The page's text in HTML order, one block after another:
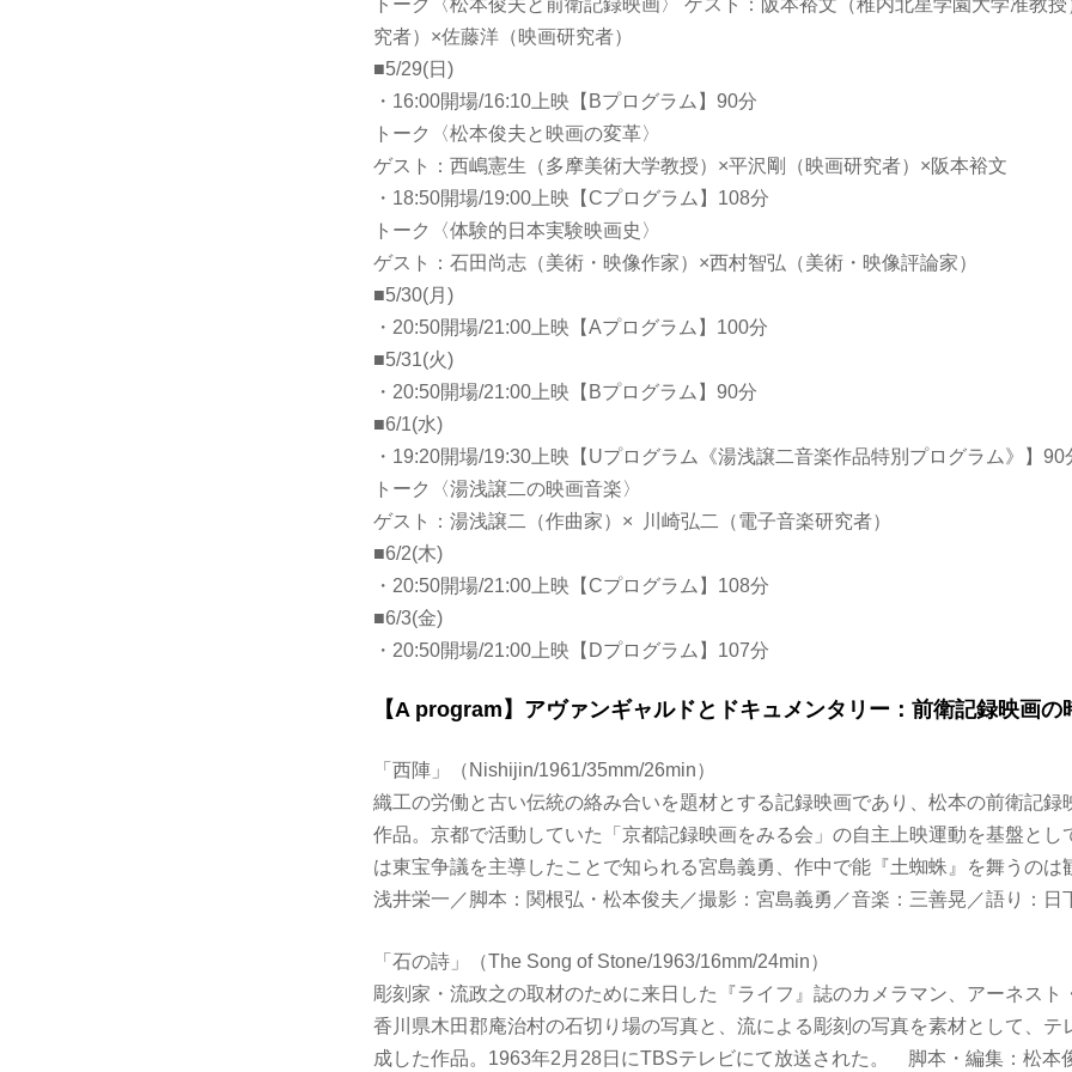
トーク〈松本俊夫と前衛記録映画〉 ゲスト：阪本裕文（稚内北星学園大学准教
究者）×佐藤洋（映画研究者）
■5/29(日)
・16:00開場/16:10上映【Bプログラム】90分
トーク〈松本俊夫と映画の変革〉
ゲスト：西嶋憲生（多摩美術大学教授）×平沢剛（映画研究者）×阪本裕文
・18:50開場/19:00上映【Cプログラム】108分
トーク〈体験的日本実験映画史〉
ゲスト：石田尚志（美術・映像作家）×西村智弘（美術・映像評論家）
■5/30(月)
・20:50開場/21:00上映【Aプログラム】100分
■5/31(火)
・20:50開場/21:00上映【Bプログラム】90分
■6/1(水)
・19:20開場/19:30上映【Uプログラム《湯浅譲二音楽作品特別プログラム》】90
トーク〈湯浅譲二の映画音楽〉
ゲスト：湯浅譲二（作曲家）× 川崎弘二（電子音楽研究者）
■6/2(木)
・20:50開場/21:00上映【Cプログラム】108分
■6/3(金)
・20:50開場/21:00上映【Dプログラム】107分
【A program】アヴァンギャルドとドキュメンタリー：前衛記録映画
「西陣」（Nishijin/1961/35mm/26min）
織工の労働と古い伝統の絡み合いを題材とする記録映画であり、松本の前衛記録
作品。京都で活動していた「京都記録映画をみる会」の自主上映運動を基盤とし
は東宝争議を主導したことで知られる宮島義勇、作中で能『土蜘蛛』を舞うのは
浅井栄一／脚本：関根弘・松本俊夫／撮影：宮島義勇／音楽：三善晃／語り：日
「石の詩」（The Song of Stone/1963/16mm/24min）
彫刻家・流政之の取材のために来日した『ライフ』誌のカメラマン、アーネスト
香川県木田郡庵治村の石切り場の写真と、流による彫刻の写真を素材として、テ
成した作品。1963年2月28日にTBSテレビにて放送された。 脚本・編集：松本